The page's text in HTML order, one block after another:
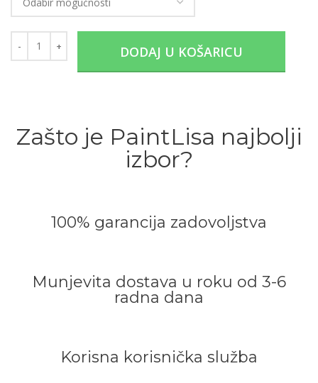
DODAJ U KOŠARICU
Zašto je PaintLisa najbolji
izbor?
100% garancija zadovoljstva
Munjevita dostava u roku od 3-6
radna dana
Korisna korisnička služba